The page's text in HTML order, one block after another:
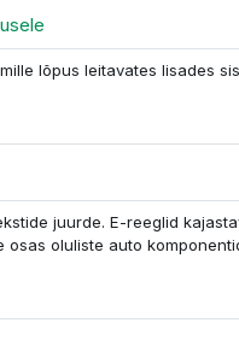
lõpus leitavates lisades
juurde. E-reeglid
oluliste auto